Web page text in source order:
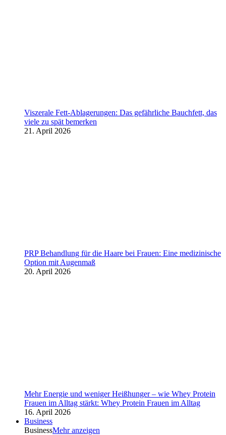
Viszerale Fett-Ablagerungen: Das gefährliche Bauchfett, das
viele zu spät bemerken
21. April 2026
PRP Behandlung für die Haare bei Frauen: Eine medizinische
Option mit Augenmaß
20. April 2026
Mehr Energie und weniger Heißhunger – wie Whey Protein
Frauen im Alltag stärkt: Whey Protein Frauen im Alltag
16. April 2026
Business
BusinessMehr anzeigen